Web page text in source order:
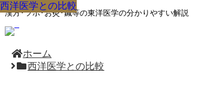
漢方･ツボ･お灸･鍼等の東洋医学の分かりやすい解説
ホーム
西洋医学との比較
西洋医学との比較
西洋医学との比較
西洋医学との比較
西洋医学との比較
西洋医学との比較
西洋医学との比較
西洋医学との比較
西洋医学との比較
西洋医学との比較